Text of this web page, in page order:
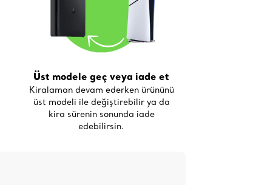
Üst modele geç veya iade et
Kiralaman devam ederken ürününü
üst modeli ile değiştirebilir ya da
kira sürenin sonunda iade
edebilirsin.